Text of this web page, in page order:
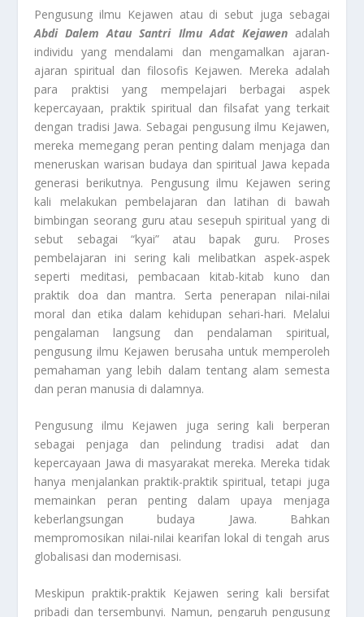
Pengusung ilmu Kejawen atau di sebut juga sebagai
Abdi Dalem Atau Santri Ilmu Adat Kejawenadalah
individu yang mendalami dan mengamalkan ajaran-
ajaran spiritual dan filosofis Kejawen. Mereka adalah
para praktisi yang mempelajari berbagai aspek
kepercayaan, praktik spiritual dan filsafat yang terkait
dengan tradisi Jawa. Sebagai pengusung ilmu Kejawen,
mereka memegang peran penting dalam menjaga dan
meneruskan warisan budaya dan spiritual Jawa kepada
generasi berikutnya. Pengusung ilmu Kejawen sering
kali melakukan pembelajaran dan latihan di bawah
bimbingan seorang guru atau sesepuh spiritual yang di
sebut sebagai “kyai” atau bapak guru. Proses
pembelajaran ini sering kali melibatkan aspek-aspek
seperti meditasi, pembacaan kitab-kitab kuno dan
praktik doa dan mantra. Serta penerapan nilai-nilai
moral dan etika dalam kehidupan sehari-hari. Melalui
pengalaman langsung dan pendalaman spiritual,
pengusung ilmu Kejawen berusaha untuk memperoleh
pemahaman yang lebih dalam tentang alam semesta
dan peran manusia di dalamnya.
Pengusung ilmu Kejawen juga sering kali berperan
sebagai penjaga dan pelindung tradisi adat dan
kepercayaan Jawa di masyarakat mereka. Mereka tidak
hanya menjalankan praktik-praktik spiritual, tetapi juga
memainkan peran penting dalam upaya menjaga
keberlangsungan budaya Jawa. Bahkan
mempromosikan nilai-nilai kearifan lokal di tengah arus
globalisasi dan modernisasi.
Meskipun praktik-praktik Kejawen sering kali bersifat
pribadi dan tersembunyi. Namun, pengaruh pengusung